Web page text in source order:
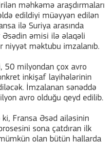
məhkəmə araşdırmaları
edildiyi müəyyən edilən
ilə Suriya arasında
Əsədin əmisi ilə əlaqəli
niyyət məktubu imzalanıb.
50 milyondan çox avro
inkişaf layihələrinin
İmzalanan sənəddə
avro olduğu qeyd edilib.
ki, Fransa Əsəd ailəsinin
sona çatdıran ilk
olan bütün hallarda